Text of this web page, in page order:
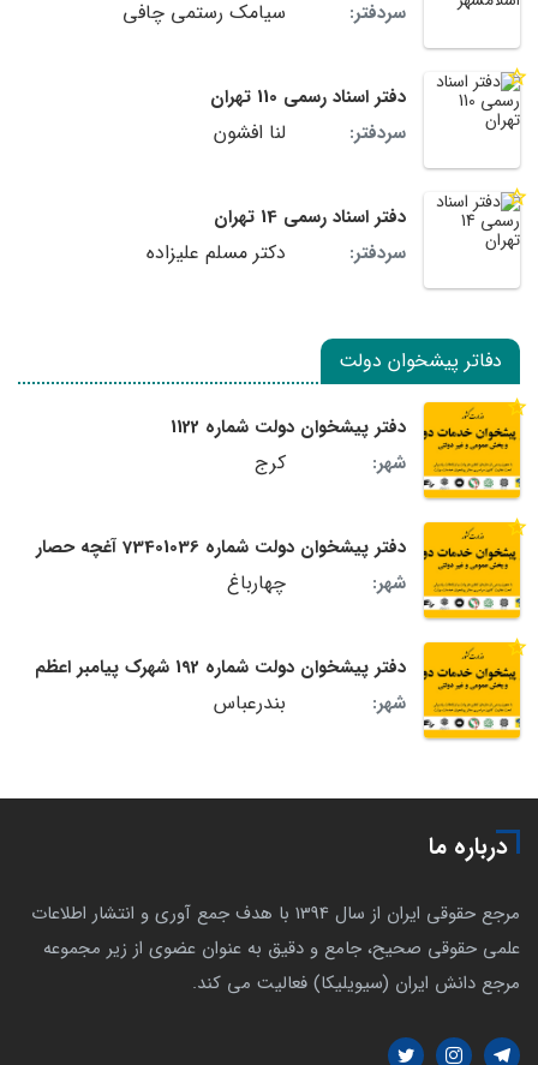
سردفتر:
سیامک رستمی چافی
دفتر اسناد رسمی 110 تهران
سردفتر:
لنا افشون
دفتر اسناد رسمی 14 تهران
سردفتر:
دکتر مسلم علیزاده
دفاتر پیشخوان دولت
دفتر پیشخوان دولت شماره 1122
شهر:
کرج
دفتر پیشخوان دولت شماره 73401036 آغچه حصار
شهر:
چهارباغ
دفتر پیشخوان دولت شماره 192 شهرک پیامبر اعظم
شهر:
بندرعباس
درباره ما
مرجع حقوقی ایران از سال 1394 با هدف جمع آوری و انتشار اطلاعات
علمی حقوقی صحیح، جامع و دقیق به عنوان عضوی از زیر مجموعه
مرجع دانش ایران (سیویلیکا) فعالیت می کند.